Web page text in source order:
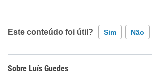
Este conteúdo foi útil? Sim Não
Este conteúdo contém informação incorreta
Luís Guedes